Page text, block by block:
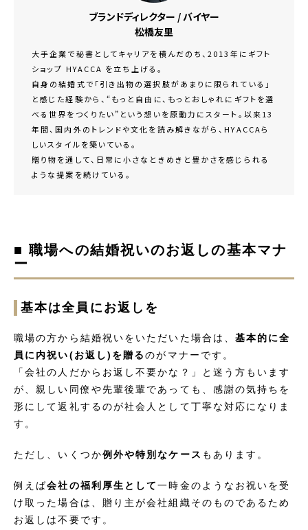
ブランドディレクター / バイヤー
松橋友里
大手企業で秘書としてキャリアを積んだのち、2013年にギフト
ショップ HYACCA を立ち上げる。
自身の結婚式で「引き出物の選択肢があまりに限られている」
と感じた経験から、“もっと自由に、もっとおしゃれにギフトを選
べる世界をつくりたい”という想いを原動力にスタート。以来13
年間、国内外のトレンドや文化を読み解きながら、HYACCAら
しいスタイルを築いている。
贈り物を通して、日常に小さなときめきと豊かさを感じられる
ような提案を続けている。
■ 職場への結婚祝いのお返しの基本マナ
ー
基本は全員にお返しを
職場の方から結婚祝いをいただいた場合は、基本的に全
員に内祝い(お返し)を贈るのがマナーです。
「会社の人だからお返し不要かな？」と迷う方もいます
が、親しい同僚や先輩後輩であっても、感謝の気持ちを
形にして返礼するのが社会人として丁寧な対応になりま
す。
ただし、いくつか例外や特別なケース もあります。
例えば会社の福利厚生として一時金のようなお祝いを受
け取った場合は、贈り主が会社組織そのものであるため
お返しは不要です。